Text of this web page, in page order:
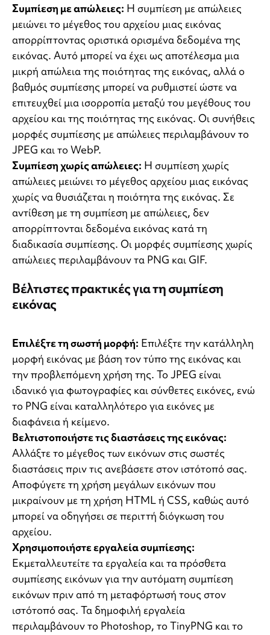
Συμπίεση με απώλειες: Η συμπίεση με απώλειες
μειώνει το μέγεθος του αρχείου μιας εικόνας
απορρίπτοντας οριστικά ορισμένα δεδομένα της
εικόνας. Αυτό μπορεί να έχει ως αποτέλεσμα μια
μικρή απώλεια της ποιότητας της εικόνας, αλλά ο
βαθμός συμπίεσης μπορεί να ρυθμιστεί ώστε να
επιτευχθεί μια ισορροπία μεταξύ του μεγέθους του
αρχείου και της ποιότητας της εικόνας. Οι συνήθεις
μορφές συμπίεσης με απώλειες περιλαμβάνουν το
JPEG και το WebP.
Συμπίεση χωρίς απώλειες: Η συμπίεση χωρίς
απώλειες μειώνει το μέγεθος αρχείου μιας εικόνας
χωρίς να θυσιάζεται η ποιότητα της εικόνας. Σε
αντίθεση με τη συμπίεση με απώλειες, δεν
απορρίπτονται δεδομένα εικόνας κατά τη
διαδικασία συμπίεσης. Οι μορφές συμπίεσης χωρίς
απώλειες περιλαμβάνουν τα PNG και GIF.
Βέλτιστες πρακτικές για τη συμπίεση
εικόνας
Επιλέξτε τη σωστή μορφή: Επιλέξτε την κατάλληλη
μορφή εικόνας με βάση τον τύπο της εικόνας και
την προβλεπόμενη χρήση της. Το JPEG είναι
ιδανικό για φωτογραφίες και σύνθετες εικόνες, ενώ
το PNG είναι καταλληλότερο για εικόνες με
διαφάνεια ή κείμενο.
Βελτιστοποιήστε τις διαστάσεις της εικόνας:
Αλλάξτε το μέγεθος των εικόνων στις σωστές
διαστάσεις πριν τις ανεβάσετε στον ιστότοπό σας.
Αποφύγετε τη χρήση μεγάλων εικόνων που
μικραίνουν με τη χρήση HTML ή CSS, καθώς αυτό
μπορεί να οδηγήσει σε περιττή διόγκωση του
αρχείου.
Χρησιμοποιήστε εργαλεία συμπίεσης:
Εκμεταλλευτείτε τα εργαλεία και τα πρόσθετα
συμπίεσης εικόνων για την αυτόματη συμπίεση
εικόνων πριν από τη μεταφόρτωσή τους στον
ιστότοπό σας. Τα δημοφιλή εργαλεία
περιλαμβάνουν το Photoshop, το TinyPNG και το